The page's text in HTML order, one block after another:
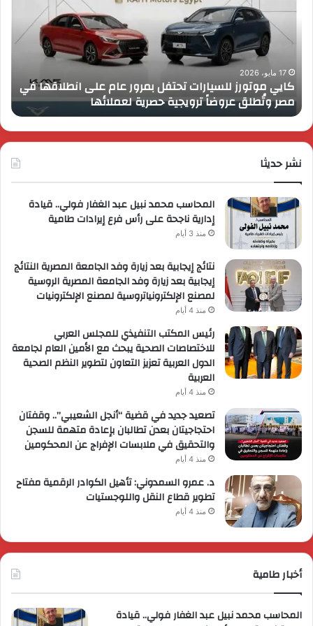
تحتفل
عام
انطلاقها
في
مصر
وتُطلق
عروضاً
ترويجية
حصرية
17 مايو، 2026
كايي موتورز للسيارات تحتفل بمرور عام على انطلاقها في
مصر وتُطلق عروضاً ترويجية حصرية لعملائها
نشر حديثا
المحاسب محمد نبيل عبد الغفار فولي.. قيادة
إدارية ناجحة على رأس فرع إيرادات طامية
منذ 3 أيام
نتائج إيجابية بعد زيارة وفد الجامعة المصرية النتائج
إيجابية بعد زيارة وفد الجامعة المصرية الروسية
لمصنع الإلكترونياتروسية لمصنع الإلكترونيات
منذ 4 أيام
رئيس المكتب التنفيذي للمجلس العربي
للاختصاصات الصحية يبحث مع الأمين العام لجامعة
الدول العربية تعزيز التعاون لتطوير النظم الصحية
العربية
منذ 4 أيام
تصعيد جديد في قضية “أنجل الشعيبي”.. وقفتان
احتجاجيتان بعدن تطالبان بإعادة متهمة للسجن
والتحقيق في ملابسات الإفراج عن المحكومين
منذ 4 أيام
د. عمرو السمدوني: تأهيل الكوادر الرقمية مفتاح
تطوير قطاع النقل واللوجستيات
منذ 4 أيام
أخبار طامية
المحاسب محمد نبيل عبد الغفار فولي.. قيادة